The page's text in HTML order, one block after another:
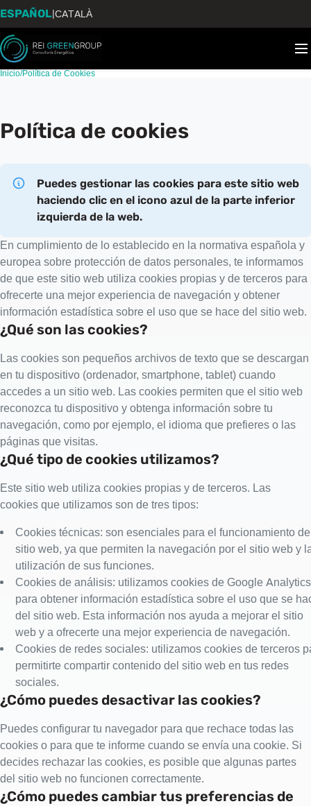
ESPAÑOL|CATALÀ
Inicio/Política de Cookies
Política de cookies
Puedes gestionar las cookies para este sitio web
haciendo clic en el icono azul de la parte inferior
izquierda de la web.
En cumplimiento de lo establecido en la normativa española y
europea sobre protección de datos personales, te informamos
de que este sitio web utiliza cookies propias y de terceros para
ofrecerte una mejor experiencia de navegación y obtener
información estadística sobre el uso que se hace del sitio web.
¿Qué son las cookies?
Las cookies son pequeños archivos de texto que se descargan
en tu dispositivo (ordenador, smartphone, tablet) cuando
accedes a un sitio web. Las cookies permiten que el sitio web
reconozca tu dispositivo y obtenga información sobre tu
navegación, como por ejemplo, el idioma que prefieres o las
páginas que visitas.
¿Qué tipo de cookies utilizamos?
Este sitio web utiliza cookies propias y de terceros. Las
cookies que utilizamos son de tres tipos:
Cookies técnicas: son esenciales para el funcionamiento
sitio web, ya que permiten la navegación por el sitio web y
utilización de sus funciones.
Cookies de análisis: utilizamos cookies de Google Analytics
para obtener información estadística sobre el uso que se
del sitio web. Esta información nos ayuda a mejorar el sitio
web y a ofrecerte una mejor experiencia de navegación.
Cookies de redes sociales: utilizamos cookies de terceros
permitirte compartir contenido del sitio web en tus redes
sociales.
¿Cómo puedes desactivar las cookies?
Puedes configurar tu navegador para que rechace todas las
cookies o para que te informe cuando se envía una cookie. Si
decides rechazar las cookies, es posible que algunas partes
del sitio web no funcionen correctamente.
¿Cómo puedes cambiar tus preferencias de